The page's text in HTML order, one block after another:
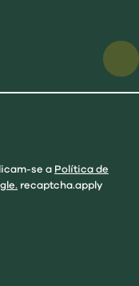
se a Política de
recaptcha.apply